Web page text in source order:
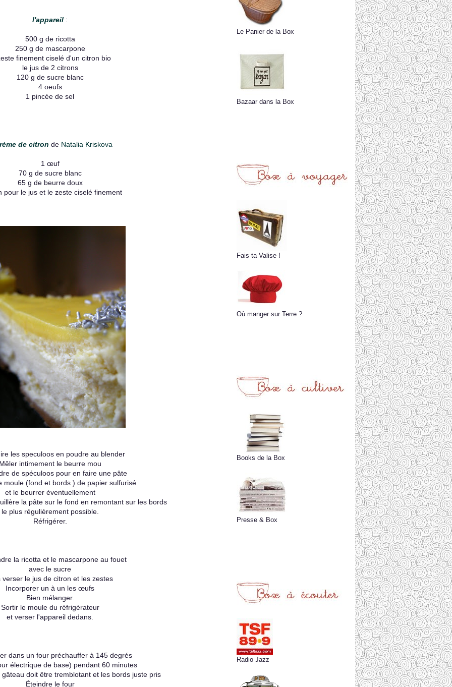
l'appareil :
500 g de ricotta
250 g de mascarpone
finement ciselé d'un citron bio
le jus de 2 citrons
120 g de sucre blanc
4 oeufs
1 pincée de sel
de citron de Natalia Kriskova
1 œuf
70 g de sucre blanc
65 g de beurre doux
pour le jus et le zeste ciselé finement
les speculoos en poudre au blender
intimement le beurre mou
de spéculoos pour en faire une pâte
moule (fond et bords ) de papier sulfurisé
et le beurrer éventuellement
la pâte sur le fond en remontant sur les bords
le plus régulièrement possible.
Réfrigérer.
la ricotta et le mascarpone au fouet
avec le sucre
verser le jus de citron et les zestes
Incorporer un à un les œufs
Bien mélanger.
Sortir le moule du réfrigérateur
et verser l'appareil dedans.
dans un four préchauffer à 145 degrés
électrique de base) pendant 60 minutes
doit être tremblotant et les bords juste pris
Éteindre le four
Le Panier de la Box
Bazaar dans la Box
Fais ta Valise !
Où manger sur Terre ?
Books de la Box
Presse & Box
Radio Jazz